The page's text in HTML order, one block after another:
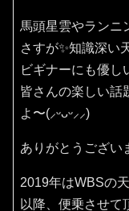
馬頭星雲やランニ
さすが✨知識深い
ビギナーにも優し
皆さんの楽しい話
よ〜(⸝ᵕᴗᵕ⸝⸝)
ありがとうござい
2019年はWBSの
以降、便乗させて